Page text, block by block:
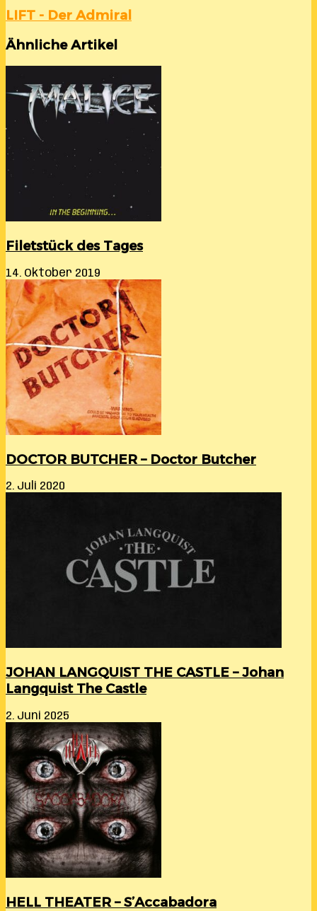
LIFT - Der Admiral
Ähnliche Artikel
Filetstück des Tages
14. Oktober 2019
DOCTOR BUTCHER – Doctor Butcher
2. Juli 2020
JOHAN LANGQUIST THE CASTLE – Johan
Langquist The Castle
2. Juni 2025
HELL THEATER – S’Accabadora